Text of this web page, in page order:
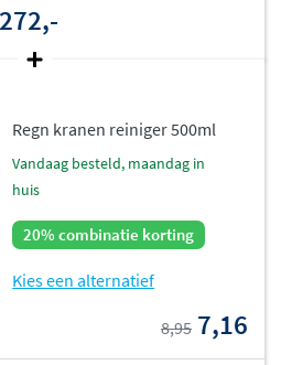
van 8 tot 10 liter per minuut,
diameter. Alle onderdelen
messing en afgewerkt
onderhoud.
Regn kranen reiniger 500ml
vandaag besteld, maandag in
huis
20% combinatie korting
Kies een alternatief
8,95 7,16